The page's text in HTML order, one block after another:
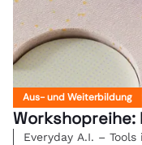
Aus- und Weiterbildung
Workshopreihe:
Everyday A.I. –